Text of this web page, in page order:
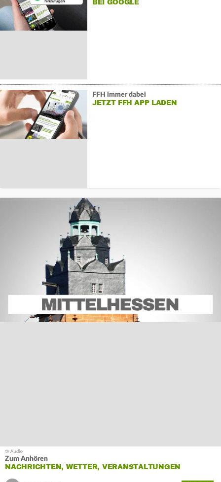
BEI GOOGLE
FFH immer dabei
JETZT FFH APP LADEN
Zum Anhören
NACHRICHTEN, WETTER, VERANSTALTUNGEN